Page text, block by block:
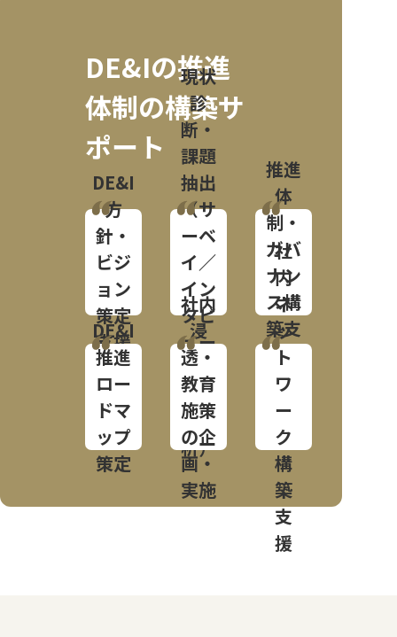
DE&Iの推進
体制の構築サ
ポート
DE&I
方
針・
ビジ
ョン
策定
支援
現状
診
断・
課題
抽出
（サ
ーベ
イ／
イン
タビ
ュー
／デ
ータ
分
析）
推進
体
制・
ガバ
ナン
ス構
築支
援
DE&I
推進
ロー
ドマ
ップ
策定
社内
浸
透・
教育
施策
の企
画・
実施
社
内
ネ
ッ
ト
ワ
ー
ク
構
築
支
援